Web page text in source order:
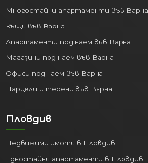
Многостайни апартаменти във Варна
Къщи във Варна
Апартаменти под наем във Варна
Магазини под наем във Варна
Офиси под наем във Варна
Парцели и терени във Варна
Пловдив
Недвижими имоти в Пловдив
Едностайни апартаменти в Пловдив